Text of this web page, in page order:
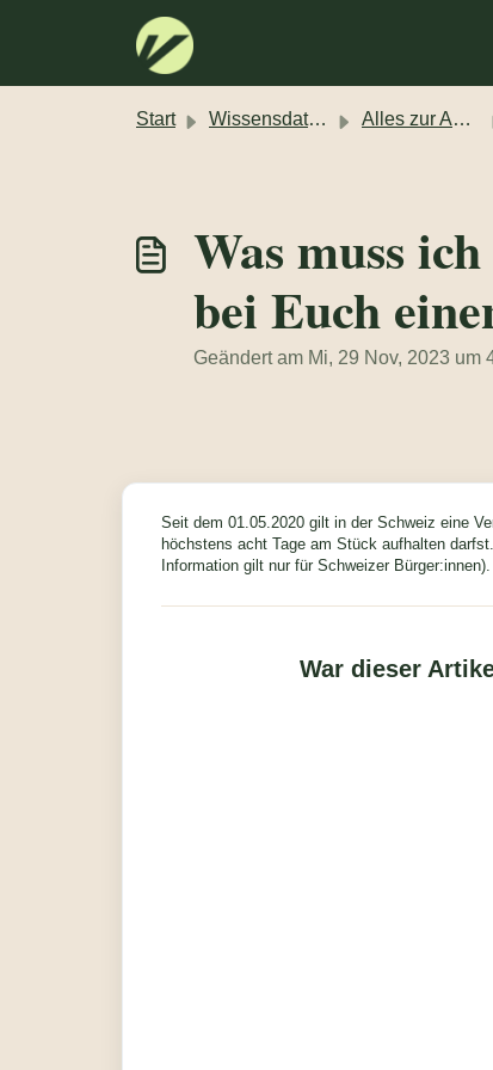
Start Wissensdatenbank Alles zur Anmietung eines Campers
Was muss
bei Euch
Geändert am Mi, 29 Nov, 2023 um
Seit dem 01.05.2020 gilt in der Schweiz eine
höchstens acht Tage am Stück aufhalten
Information gilt nur für Schweizer Bürger:innen).
War dieser